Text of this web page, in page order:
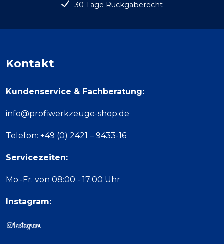
30 Tage Rückgaberecht
Kontakt
Kundenservice & Fachberatung:
info@profiwerkzeuge-shop.de
Telefon: +49 (0) 2421 – 9433-16
Servicezeiten:
Mo.-Fr. von 08:00 - 17:00 Uhr
Instagram: